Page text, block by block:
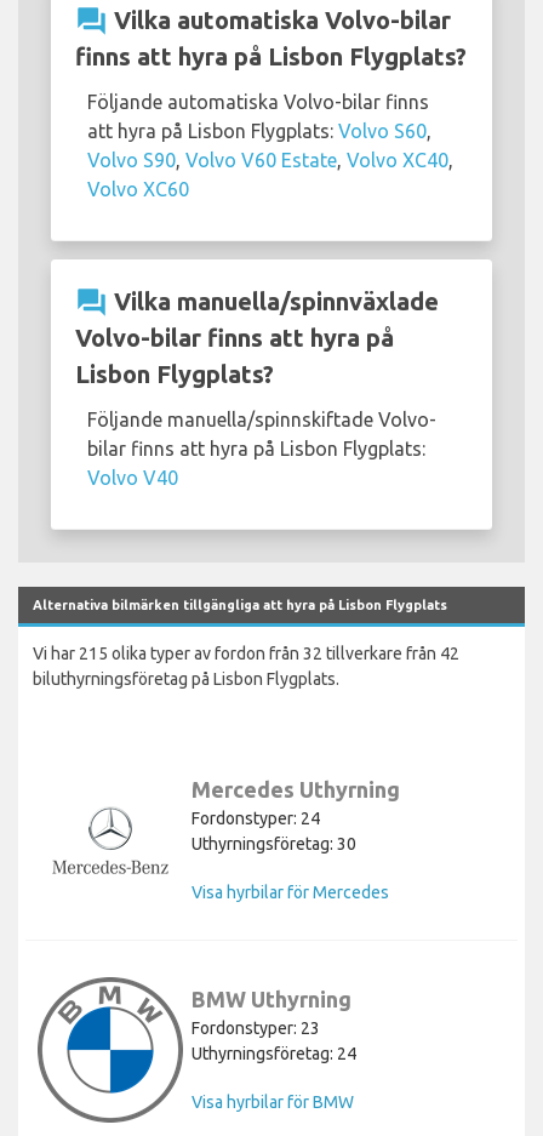
question_answer Vilka automatiska Volvo-bilar
finns att hyra på Lisbon Flygplats?
Följande automatiska Volvo-bilar finns
att hyra på Lisbon Flygplats: Volvo S60
Volvo S90 Volvo V60 Estate Volvo XC40
Volvo XC60
question_answer Vilka manuella/spinnväxlade
Volvo-bilar finns att hyra på
Lisbon Flygplats?
Följande manuella/spinnskiftade Volvo-
bilar finns att hyra på Lisbon Flygplats:
Volvo V40
Alternativa bilmärken tillgängliga att hyra på Lisbon Flygplats
Vi har 215 olika typer av fordon från 32 tillverkare från 42
biluthyrningsföretag på Lisbon Flygplats.
Mercedes Uthyrning
Fordonstyper: 24
Uthyrningsföretag: 30
Visa hyrbilar för Mercedes
BMW Uthyrning
Fordonstyper: 23
Uthyrningsföretag: 24
Visa hyrbilar för BMW